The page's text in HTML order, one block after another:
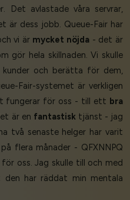
Det avlastade våra servrar,
är dess jobb. Queue-Fair har
vi är mycket nöjda - det är
gör hela skillnaden. Vi skulle
och berätta för dem,
Fair-systemet är verkligen
fungerar för oss - till ett bra
är en fantastisktjänst - jag
två senaste helger har varit
flera månader - QFXNNPQ
oss. Jag skulle till och med
har räddat min mentala